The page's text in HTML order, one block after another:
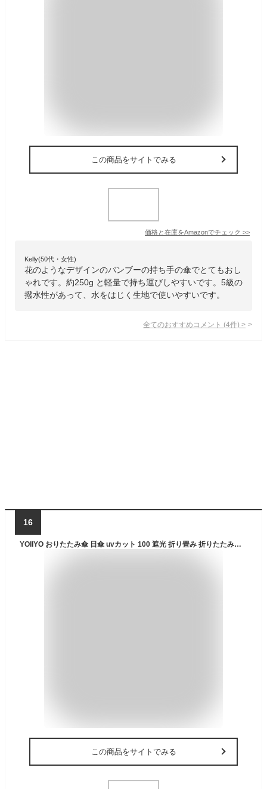
この商品をサイトでみる
価格と在庫をAmazonでチェック >>
Kelly(50代・女性)
花のようなデザインのバンブーの持ち手の傘でとてもおし
ゃれです。約250g と軽量で持ち運びしやすいです。5級の
撥水性があって、水をはじく生地で使いやすいです。
全てのおすすめコメント (4件) >
16
YOIIYO おりたたみ傘 日傘 uvカット 100 遮光 折り畳み 折りたたみ傘 晴雨兼用 メンズ レディース ワンタッチ自動開閉 折り畳み傘 大きいサイズ 丈夫 軽量 8本骨 強風に強い 豪雨対応 紫外線遮断 UVカット 完全遮光 日傘 コンパクト 折畳傘 収納ポーチ付き
この商品をサイトでみる